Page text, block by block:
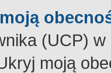
(UCP) w
moją